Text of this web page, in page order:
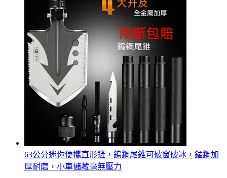
63公分迷你便攜直形鏟，鎢鋼尾錐可破窗破冰，錳鋼加
厚耐磨，小車儲藏毫無壓力